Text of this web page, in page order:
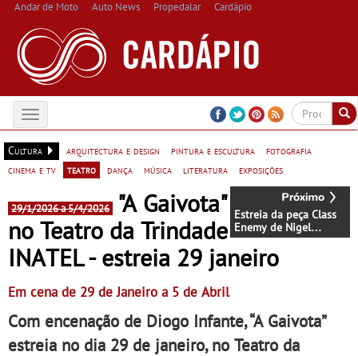
Andar de Moto Auto News Propedalar Cardápio
Toggle
navigation
Cultura
arquitectura e design pintura e escultura
fotografia
cinema e tv
teatro dança música literatura exposições
Estreia da peça Class
Enemy de Nigel
Williams e encenação
de Manuel Tur - Teatro
Carlos Alberto de 22 a
29/1/2026 a 5/4/2026
"A Gaivota"
no Teatro da Trindade
INATEL - estreia 29 janeiro
Em cena de 29 de Janeiro a 5 de Abril
Com encenação de Diogo Infante, “A Gaivota”
estreia no dia 29 de janeiro, no Teatro da